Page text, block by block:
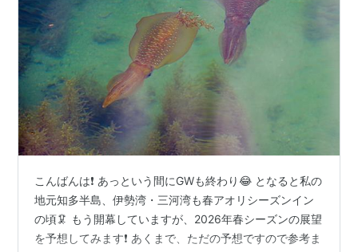
こんばんは❗️ あっという間にGWも終わり😂 となると私の
地元知多半島、伊勢湾・三河湾も春アオリシーズンイン
の頃🦑 もう開幕していますが、2026年春シーズンの展望
を予想してみます❗️ あくまで、ただの予想ですので参考ま